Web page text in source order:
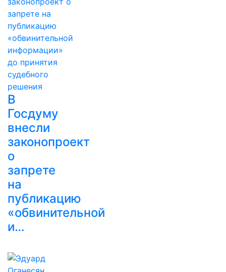
В
Госдуму
внесли
законопроект
о
запрете
на
публикацию
«обвинительной
и…